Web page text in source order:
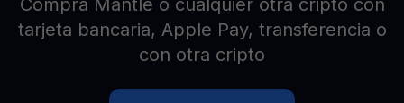
Compra Mantle o cualquier otra cripto con
tarjeta bancaria, Apple Pay, transferencia o
con otra cripto